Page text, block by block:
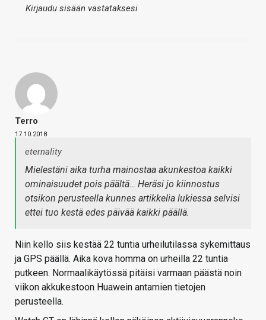
Kirjaudu sisään vastataksesi
Terro
17.10.2018
eternality
Mielestäni aika turha mainostaa akunkestoa kaikki
ominaisuudet pois päältä… Heräsi jo kiinnostus
otsikon perusteella kunnes artikkelia lukiessa selvisi
ettei tuo kestä edes päivää kaikki päällä.
Niin kello siis kestää 22 tuntia urheilutilassa sykemittaus
ja GPS päällä. Aika kova homma on urheilla 22 tuntia
putkeen. Normaalikäytössä pitäisi varmaan päästä noin
viikon akkukestoon Huawein antamien tietojen
perusteella.